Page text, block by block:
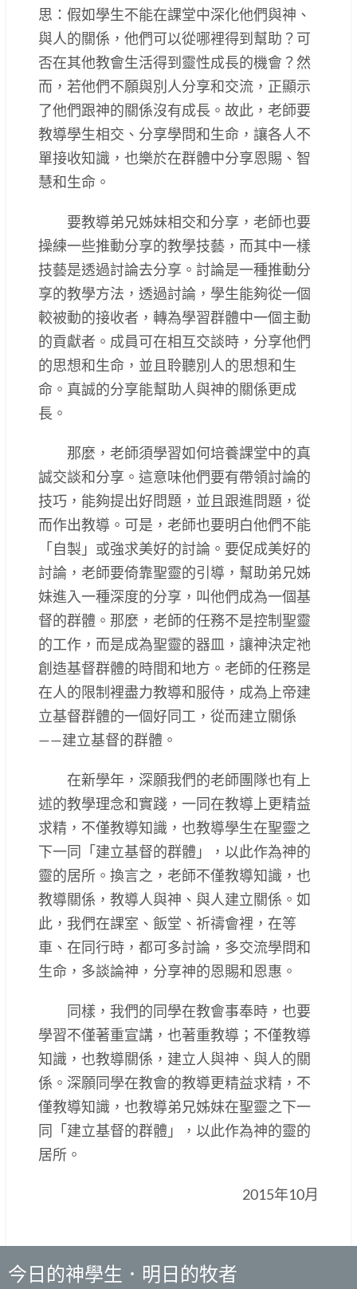
思：假如學生不能在課堂中深化他們與神、
與人的關係，他們可以從哪裡得到幫助？可
否在其他教會生活得到靈性成長的機會？然
而，若他們不願與別人分享和交流，正顯示
了他們跟神的關係沒有成長。故此，老師要
教導學生相交、分享學問和生命，讓各人不
單接收知識，也樂於在群體中分享恩賜、智
慧和生命。
要教導弟兄姊妹相交和分享，老師也要
操練一些推動分享的教學技藝，而其中一樣
技藝是透過討論去分享。討論是一種推動分
享的教學方法，透過討論，學生能夠從一個
較被動的接收者，轉為學習群體中一個主動
的貢獻者。成員可在相互交談時，分享他們
的思想和生命，並且聆聽別人的思想和生
命。真誠的分享能幫助人與神的關係更成
長。
那麼，老師須學習如何培養課堂中的真
誠交談和分享。這意味他們要有帶領討論的
技巧，能夠提出好問題，並且跟進問題，從
而作出教導。可是，老師也要明白他們不能
「自製」或強求美好的討論。要促成美好的
討論，老師要倚靠聖靈的引導，幫助弟兄姊
妹進入一種深度的分享，叫他們成為一個基
督的群體。那麼，老師的任務不是控制聖靈
的工作，而是成為聖靈的器皿，讓神決定祂
創造基督群體的時間和地方。老師的任務是
在人的限制裡盡力教導和服侍，成為上帝建
立基督群體的一個好同工，從而建立關係
——建立基督的群體。
在新學年，深願我們的老師團隊也有上
述的教學理念和實踐，一同在教導上更精益
求精，不僅教導知識，也教導學生在聖靈之
下一同「建立基督的群體」，以此作為神的
靈的居所。換言之，老師不僅教導知識，也
教導關係，教導人與神、與人建立關係。如
此，我們在課室、飯堂、祈禱會裡，在等
車、在同行時，都可多討論，多交流學問和
生命，多談論神，分享神的恩賜和恩惠。
同樣，我們的同學在教會事奉時，也要
學習不僅著重宣講，也著重教導；不僅教導
知識，也教導關係，建立人與神、與人的關
係。深願同學在教會的教導更精益求精，不
僅教導知識，也教導弟兄姊妹在聖靈之下一
同「建立基督的群體」，以此作為神的靈的
居所。
2015年10月
今日的神學生．明日的牧者